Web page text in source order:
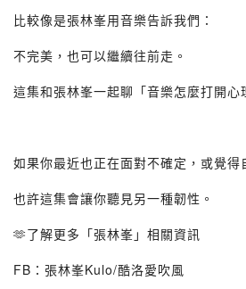
比較像是張林峯用音樂告訴我們：
不完美，也可以繼續往前走。
這集和張林峯一起聊「音樂怎麼打開心
如果你最近也正在面對不確定，或覺得
也許這集會讓你聽見另一種韌性。
🫶了解更多「張林峯」相關資訊
FB：張林峯Kulo/酷洛愛吹風